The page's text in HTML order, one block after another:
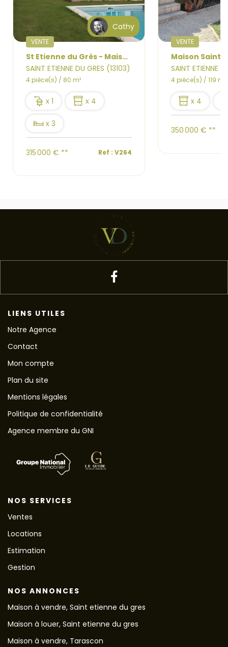
Cathy
VENTE
St Etienne du Grès - Maison 80 m2, 3 chambres, piscine, cellier, garage
SAINT ETIENNE DU GRES (13103)
4 pièce(s) / 80 m²
x 1 x 4
x 3
315 000 € ** Ref : V264
VENTE
SAINT ETIENNE
4 pièce(s) / 119 m²
x 4
350 000 € **
LIENS UTILES
Notre Agence
Contact
Mon compte
Plan du site
Mentions légales
Politique de confidentialité
Agence membre du GNI
NOS SERVICES
Ventes
Locations
Estimation
Gestion
NOS ANNONCES
Maison à vendre, Saint etienne du gres
Maison à louer, Saint etienne du gres
Maison à vendre, Tarascon